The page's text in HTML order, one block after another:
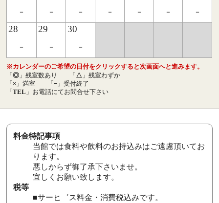
- - - - - - -
28
-
29
-
30
-
※カレンダーのご希望の日付をクリックすると次画面へと進みます。
「◎ 」残室数あり 「 △ 」残室わずか
「 × 」満室 「− 」受付終了
「TEL 」お電話にてお問合せ下さい
料金特記事項
当館では食料や飲料のお持込みはご遠慮頂いてお
ります。
悪しからず御了承下さいませ。
宜しくお願い致します。
税等
■サーヒ゛ス料金・消費税込みです。